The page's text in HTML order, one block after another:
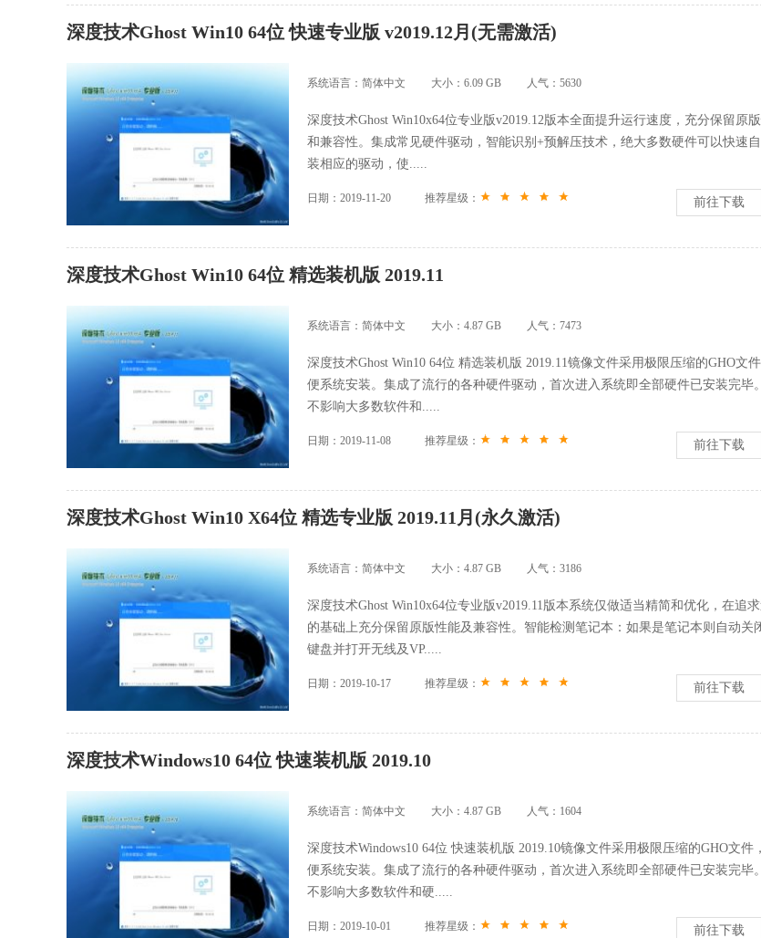
深度技术Ghost Win10 64位 快速专业版 v2019.12月(无需激活)
系统语言：简体中文 大小：6.09 GB 人气： 5630
深度技术Ghost Win10x64位专业版v2019.12版本全面提升运行速度，充分保留原
和兼容性。集成常见硬件驱动，智能识别+预解压技术，绝大多数硬件可以快速
装相应的驱动，使.....
日期：2019-11-20 推荐星级： 前往下载
深度技术Ghost Win10 64位 精选装机版 2019.11
系统语言：简体中文 大小：4.87 GB 人气： 7473
深度技术Ghost Win10 64位 精选装机版 2019.11镜像文件采用极限压缩的GHO文
便系统安装。集成了流行的各种硬件驱动，首次进入系统即全部硬件已安装完毕
不影响大多数软件和.....
日期：2019-11-08 推荐星级： 前往下载
深度技术Ghost Win10 X64位 精选专业版 2019.11月(永久激活)
系统语言：简体中文 大小：4.87 GB 人气： 3186
深度技术Ghost Win10x64位专业版v2019.11版本系统仅做适当精简和优化，在追
的基础上充分保留原版性能及兼容性。智能检测笔记本：如果是笔记本则自动关
键盘并打开无线及VP.....
日期：2019-10-17 推荐星级： 前往下载
深度技术Windows10 64位 快速装机版 2019.10
系统语言：简体中文 大小：4.87 GB 人气： 1604
深度技术Windows10 64位 快速装机版 2019.10镜像文件采用极限压缩的GHO文件
便系统安装。集成了流行的各种硬件驱动，首次进入系统即全部硬件已安装完毕
不影响大多数软件和硬.....
日期：2019-10-01 推荐星级： 前往下载